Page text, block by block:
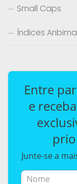
Small Caps
Índices Anbima
Entre
e
Junte-se a